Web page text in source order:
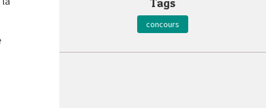
Tags
concours